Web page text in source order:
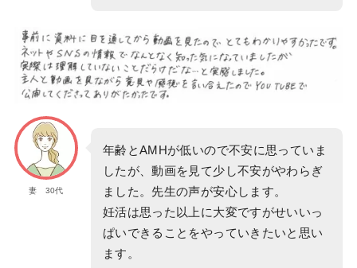
妻 30代
年齢とAMHが低いので不安に思っていま
したが、動画を見て少し不安がやわらぎ
ました。先生の声が安心します。
妊活は思った以上に大変ですがせいいっ
ぱいできることをやっていきたいと思い
ます。